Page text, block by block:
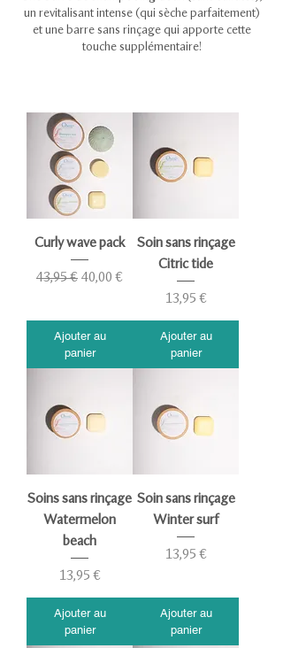
un revitalisant intense (qui sèche parfaitement)
et une barre sans rinçage qui apporte cette
touche supplémentaire!
Curly wave pack
Prix original
43,95 € Prix promotionnel
40,00 €
Ajouter au
panier
Soin sans rinçage
Citric tide
Prix
13,95 €
Ajouter au
panier
Soins sans rinçage
Watermelon
beach
Prix
13,95 €
Ajouter au
panier
Soin sans rinçage
Winter surf
Prix
13,95 €
Ajouter au
panier